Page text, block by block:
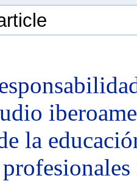
la
profesionales